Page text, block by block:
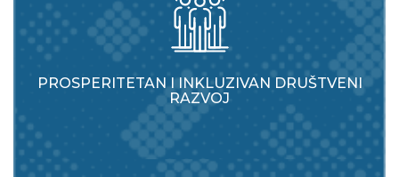
PROSPERITETAN I INKLUZIVAN DRUŠTVENI
RAZVOJ